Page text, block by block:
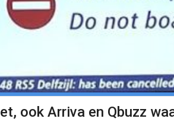
ook Arriva en Qbuzz